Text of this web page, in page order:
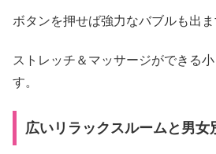
ボタンを押せば強力なバブルも出ま
ストレッチ＆マッサージができる
す。
広いリラックスルームと男女